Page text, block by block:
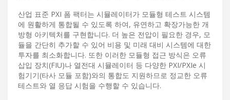
산업 표준 PXI 폼 팩터는 시뮬레이터가 모듈형 테스트 시스템
에 원활하게 통합될 수 있도록 하여, 유연하고 확장가능한 개
방형 아키텍처를 구현합니다. 더 높은 전압이 필요한 경우, 모
듈을 간단히 추가할 수 있어 비용 및 미래 대비 시스템에 대한
투자를 최소화합니다. 또한 이러한 모듈형 접근 방식은 오류
삽입 장치(FIU)나 열전대 시뮬레이터 등 다양한 PXI/PXIe 시
험기기(타사 모듈 포함)와의 통합도 지원하므로 정교한 오류
테스트와 열 응답 시험을 수행할 수 있습니다.